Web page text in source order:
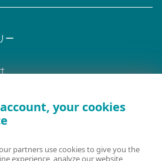
ー
存の顧客？
your cookies
partners use cookies to give you the
experience, analyze our website